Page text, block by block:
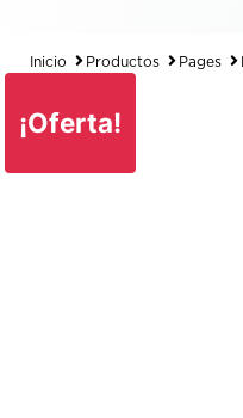
Inicio Productos Pages
¡Oferta!